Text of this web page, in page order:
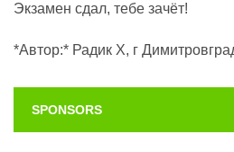
Экзамен сдал, тебе зачёт!
*Автор:* Радик Х, г
SPONSORS